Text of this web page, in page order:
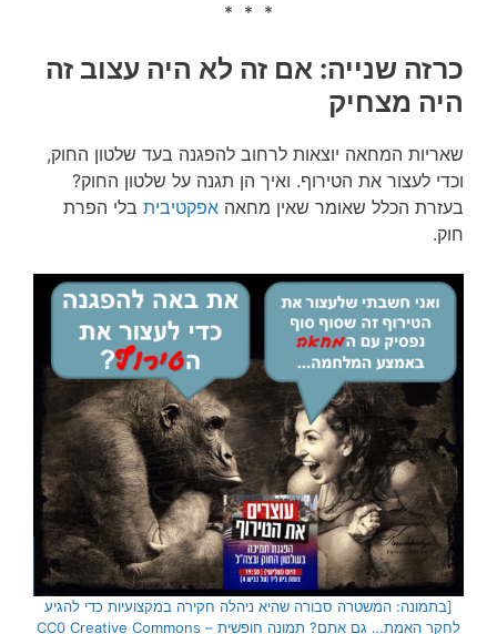
* * *
כרזה שנייה: אם זה לא היה עצוב זה
היה מצחיק
שאריות המחאה יוצאות לרחוב להפגנה בעד שלטון החוק,
וכדי לעצור את הטירוף. ואיך הן תגנה על שלטון החוק?
בעזרת הכלל שאומר שאין מחאה אפקטיבית בלי הפרת
חוק.
[בתמונה: המשטרה סבורה שהיא ניהלה חקירה במקצועיות כדי להגיע
לחקר האמת… גם אתם? תמונה חופשית – CC0 Creative Commons